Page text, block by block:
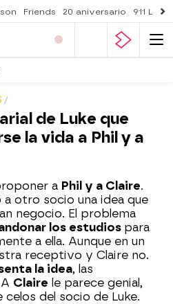
Friends 20 aniversario 911
de Luke que
la vida a Phil y a
a Phil y a Claire.
a otro socio una idea que
negocio. El problema
los estudios para
a ella. Aunque en un
receptivo y Claire no.
la idea, las
Claire le parece genial,
celos del socio de Luke.